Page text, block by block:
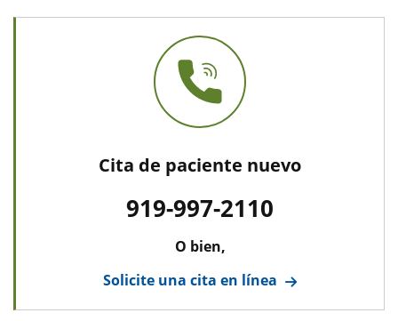
Cita de paciente nuevo
919-997-2110
O bien,
Solicite una cita en línea